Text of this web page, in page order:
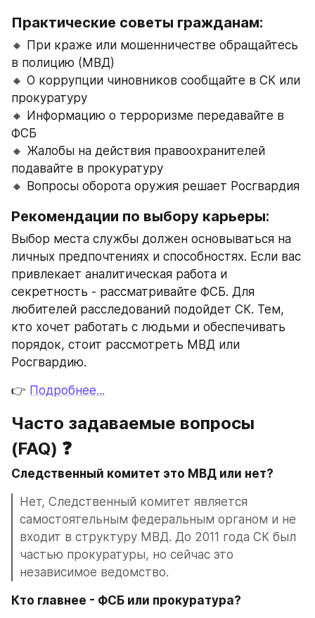
Практические советы гражданам:
🔸 При краже или мошенничестве обращайтесь
в полицию (МВД)
🔸 О коррупции чиновников сообщайте в СК или
прокуратуру
🔸 Информацию о терроризме передавайте в
ФСБ
🔸 Жалобы на действия правоохранителей
подавайте в прокуратуру
🔸 Вопросы оборота оружия решает Росгвардия
Рекомендации по выбору карьеры:
Выбор места службы должен основываться на
личных предпочтениях и способностях. Если вас
привлекает аналитическая работа и
секретность - рассматривайте ФСБ. Для
любителей расследований подойдет СК. Тем,
кто хочет работать с людьми и обеспечивать
порядок, стоит рассмотреть МВД или
Росгвардию.
👉 Подробнее...
Часто задаваемые вопросы
(FAQ) ❓
Следственный комитет это МВД или нет?
Нет, Следственный комитет является
самостоятельным федеральным органом и не
входит в структуру МВД. До 2011 года СК был
частью прокуратуры, но сейчас это
независимое ведомство.
Кто главнее - ФСБ или прокуратура?